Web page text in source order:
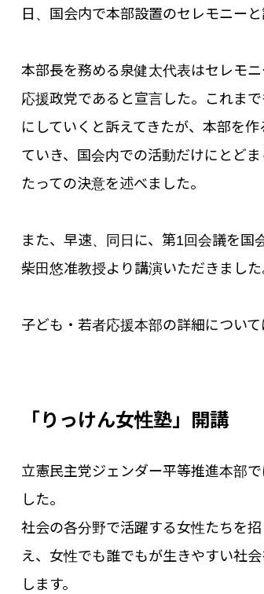
日、国会内で本部設置のセレモニー
本部長を務める泉健太代表はセレモ
応援政党であると宣言した。これま
にしていくと訴えてきたが、本部を
ていき、国会内での活動だけにとど
たっての決意を述べました。
また、早速、同日に、第1回会議を
柴田悠准教授より講演いただきました
子ども・若者応援本部の詳細について
「りっけん女性塾」開講
立憲民主党ジェンダー平等推進本部
した。
社会の各分野で活躍する女性たちを
え、女性でも誰でもが生きやすい社
します。